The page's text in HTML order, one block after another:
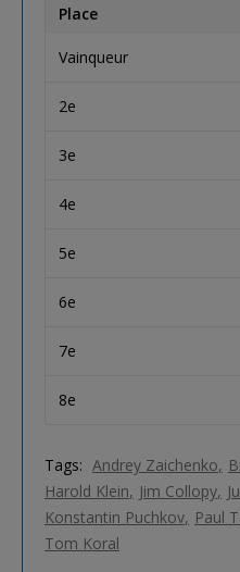
Place
Vainqueur
2e
3e
4e
5e
6e
7e
8e
Tags: Andrey Zaichenko
Harold Klein
Jim Collopy
Konstantin Puchkov Paul
Tom Koral